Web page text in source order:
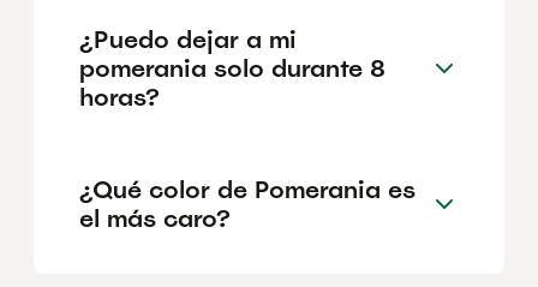
¿Puedo dejar a mi
pomerania solo durante 8
horas?
¿Qué color de Pomerania es
el más caro?